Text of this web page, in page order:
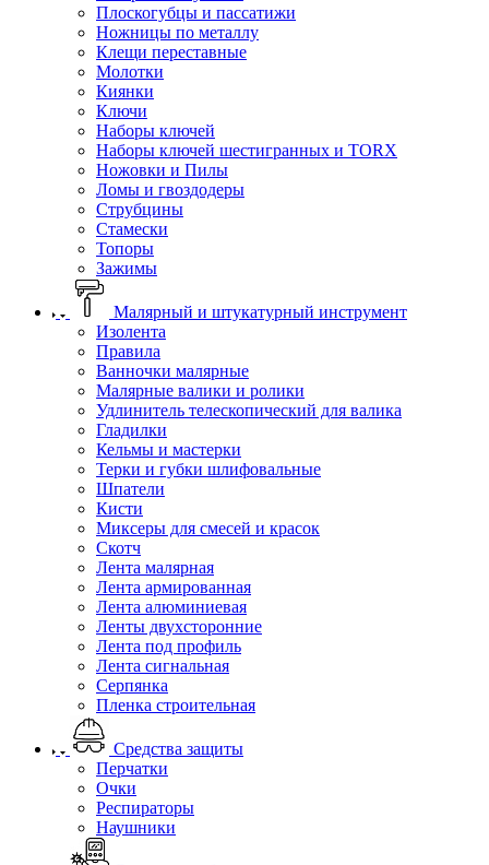
Плоскогубцы и пассатижи
Ножницы по металлу
Клещи переставные
Молотки
Киянки
Ключи
Наборы ключей
Наборы ключей шестигранных и TORX
Ножовки и Пилы
Ломы и гвоздодеры
Струбцины
Стамески
Топоры
Зажимы
Малярный и штукатурный инструмент
Изолента
Правила
Ванночки малярные
Малярные валики и ролики
Удлинитель телескопический для валика
Гладилки
Кельмы и мастерки
Терки и губки шлифовальные
Шпатели
Кисти
Миксеры для смесей и красок
Скотч
Лента малярная
Лента армированная
Лента алюминиевая
Ленты двухсторонние
Лента под профиль
Лента сигнальная
Серпянка
Пленка строительная
Средства защиты
Перчатки
Очки
Респираторы
Наушники